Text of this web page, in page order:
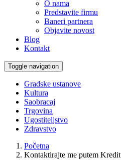
O nama
Predstavite firmu
Baneri partnera
Objavite novost
Blog
Kontakt
Toggle navigation
Gradske ustanove
Kultura
Saobracaj
Trgovina
Ugostiteljstvo
Zdravstvo
Početna
Kontaktirajte me putem Kredit